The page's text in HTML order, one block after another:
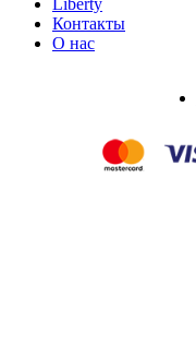
Liberty
Контакты
О нас